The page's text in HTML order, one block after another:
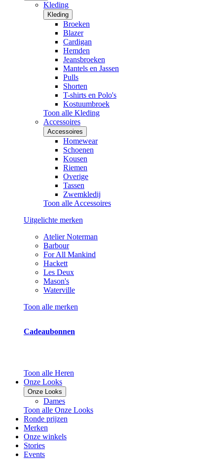
Kleding
Kleding
Broeken
Blazer
Cardigan
Hemden
Jeansbroeken
Mantels en Jassen
Pulls
Shorten
T-shirts en Polo's
Kostuumbroek
Toon alle Kleding
Accessoires
Accessoires
Homewear
Schoenen
Kousen
Riemen
Overige
Tassen
Zwemkledij
Toon alle Accessoires
Uitgelichte merken
Atelier Noterman
Barbour
For All Mankind
Hackett
Les Deux
Mason's
Waterville
Toon alle merken
Cadeaubonnen
Toon alle Heren
Onze Looks
Onze Looks
Dames
Toon alle Onze Looks
Ronde prijzen
Merken
Onze winkels
Stories
Events